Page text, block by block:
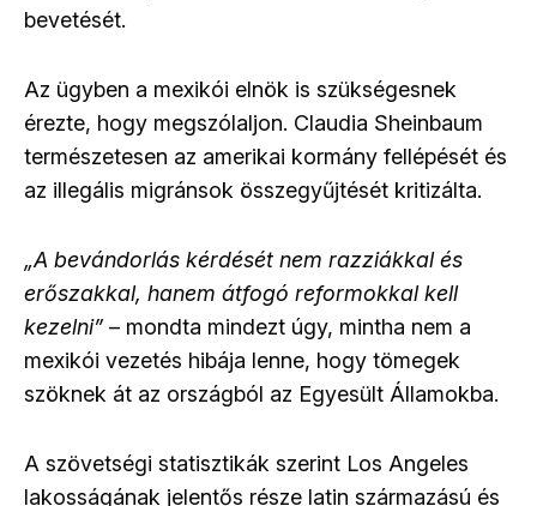
bevetését.
Az ügyben a mexikói elnök is szükségesnek
érezte, hogy megszólaljon. Claudia Sheinbaum
természetesen az amerikai kormány fellépését és
az illegális migránsok összegyűjtését kritizálta.
„A bevándorlás kérdését nem razziákkal és
erőszakkal, hanem átfogó reformokkal kell
kezelni” – mondta mindezt úgy, mintha nem a
mexikói vezetés hibája lenne, hogy tömegek
szöknek át az országból az Egyesült Államokba.
A szövetségi statisztikák szerint Los Angeles
lakosságának jelentős része latin származású és